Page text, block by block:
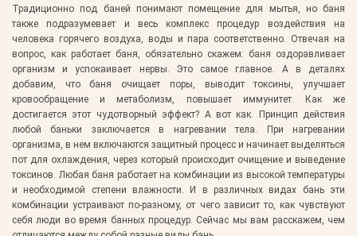
Традиционно под баней понимают помещение для мытья, но баня
также подразумевает и весь комплекс процедур воздействия на
человека горячего воздуха, воды и пара соответственно. Отвечая на
вопрос, как работает баня, обязательно скажем: баня оздоравливает
организм и успокаивает нервы. Это самое главное. А в деталях
добавим, что баня очищает поры, выводит токсины, улучшает
кровообращение и метаболизм, повышает иммунитет. Как же
достигается этот чудотворный эффект? А вот как. Принцип действия
любой баньки заключается в нагревании тела. При нагревании
организма, в нем включаются защитный процесс и начинает выделяться
пот для охлаждения, через который происходит очищение и выведение
токсинов. Любая баня работает на комбинации из высокой температуры
и необходимой степени влажности. И в различных видах бань эти
комбинации устраивают по-разному, от чего зависит то, как чувствуют
себя люди во время банных процедур. Сейчас мы вам расскажем, чем